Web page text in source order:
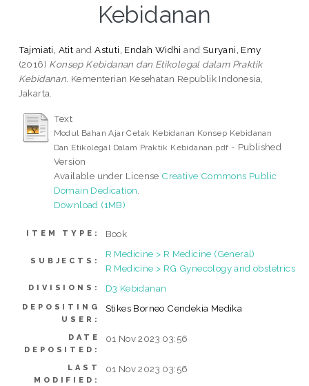
Kebidanan
Tajmiati, Atit andAstuti, Endah Widhi and Suryani, Emy
(2016) Konsep Kebidanan dan Etikolegal dalam Praktik
Kebidanan. Kementerian Kesehatan Republik Indonesia,
Jakarta.
Text
Modul Bahan Ajar Cetak Kebidanan Konsep Kebidanan
Dan Etikolegal Dalam Praktik Kebidanan.pdf - Published
Version
Available under License Creative Commons Public
Domain Dedication
Download (1MB)
ITEM TYPE: Book
SUBJECTS:
R Medicine > R Medicine (General)
R Medicine > RG Gynecology and obstetrics
DIVISIONS: D3 Kebidanan
DEPOSITING
USER:
Stikes Borneo Cendekia Medika
DATE
DEPOSITED:
01 Nov 2023 03:56
LAST
MODIFIED:
01 Nov 2023 03:56